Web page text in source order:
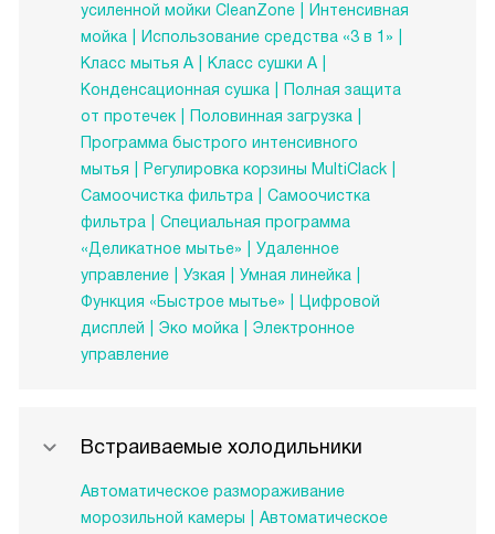
усиленной мойки CleanZone
Интенсивная
мойка
Использование средства «3 в 1»
Класс мытья A
Класс сушки A
Конденсационная сушка
Полная защита
от протечек
Половинная загрузка
Программа быстрого интенсивного
мытья
Регулировка корзины MultiClack
Самоочистка фильтра
Самоочистка
фильтра
Специальная программа
«Деликатное мытье»
Удаленное
управление
Узкая
Умная линейка
Функция «Быстрое мытье»
Цифровой
дисплей
Эко мойка
Электронное
управление
Встраиваемые холодильники
Автоматическое размораживание
морозильной камеры
Автоматическое